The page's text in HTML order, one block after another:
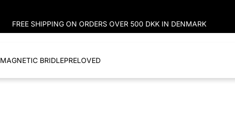
FREE SHIPPING ON ORDERS OVER 500 DKK IN DENMARK
MAGNETIC BRIDLEPRELOVED